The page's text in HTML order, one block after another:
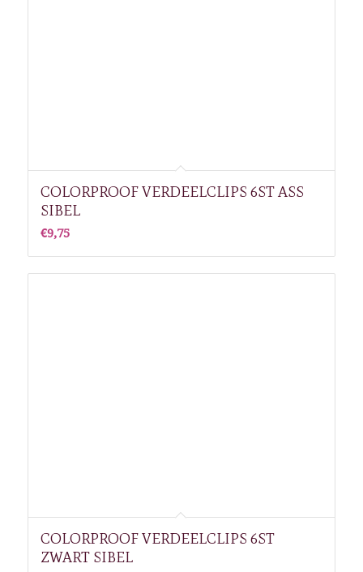
COLORPROOF VERDEELCLIPS 6ST ASS
SIBEL
€9,75
COLORPROOF VERDEELCLIPS 6ST
ZWART SIBEL